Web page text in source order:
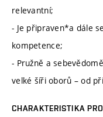
relevantní;
- Je připraven*a dále
kompetence;
- Pružně a
velké šíři oborů – od
CHARAKTERISTIKA